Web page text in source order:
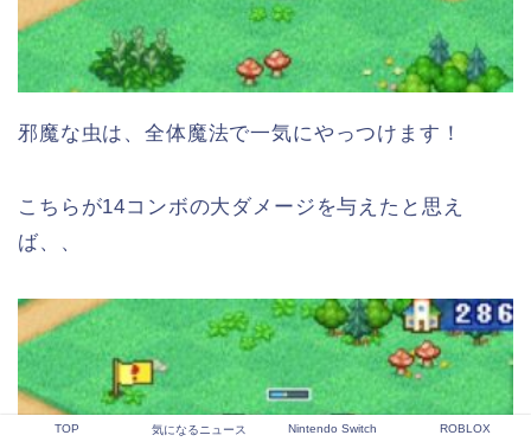
邪魔な虫は、全体魔法で一気にやっつけます！
こちらが14コンボの大ダメージを与えたと思え
ば、、
TOP 気になるニュース Nintendo Switch ROBLOX